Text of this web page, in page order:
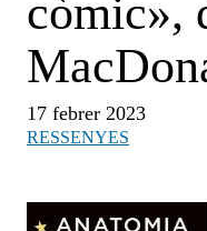
còmic»,
17 febrer 2023
RESSENYES